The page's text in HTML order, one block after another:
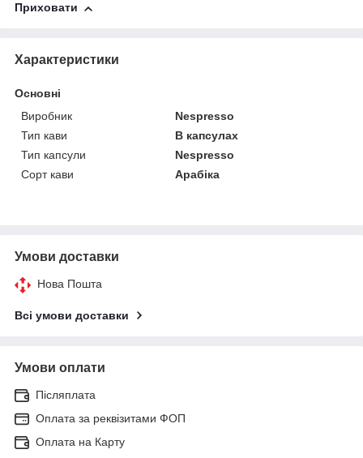
Приховати
Характеристики
Основні
Виробник
Nespresso
Тип кави
В капсулах
Тип капсули
Nespresso
Сорт кави
Арабіка
Умови доставки
Нова Пошта
Всі умови доставки
Умови оплати
Післяплата
Оплата за реквізитами ФОП
Оплата на Карту